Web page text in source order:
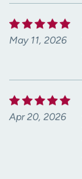
May 11, 2026
Apr 20, 2026